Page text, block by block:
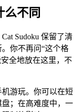
么不同
Sudoku 保留了清
你不再问“这个格
全地放在这里，不
游玩。你可以在短
；在高难度中，一